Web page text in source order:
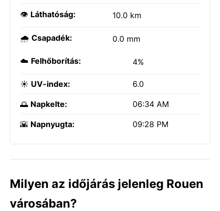
👁️ Láthatóság: 10.0 km
🌧️ Csapadék: 0.0 mm
☁️ Felhőborítás: 4%
☀️ UV-index: 6.0
🌅 Napkelte: 06:34 AM
🌇 Napnyugta: 09:28 PM
Milyen az időjárás jelenleg Rouen
városában?